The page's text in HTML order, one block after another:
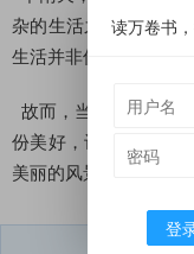
杂的生活之中，觅得
生活并非仅有忙碌与奔
故而，当你邂逅下雨
份美好，让心灵于雨
美丽的风景画卷。
短
读万卷书
登